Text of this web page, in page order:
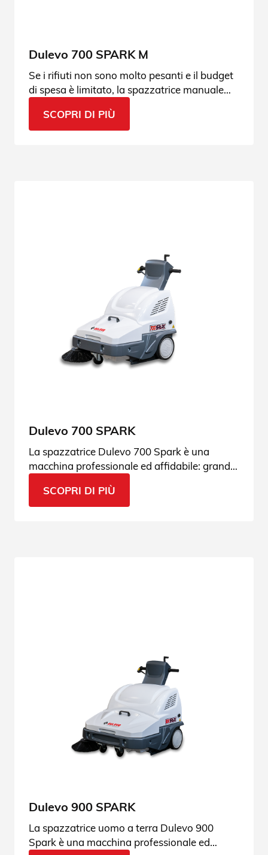
Dulevo 700 SPARK M
Se i rifiuti non sono molto pesanti e il budget
di spesa è limitato, la spazzatrice manuale
Leggi le specifiche.
SCOPRI DI PIÙ
Dulevo 700 SPARK
La spazzatrice Dulevo 700 Spark è una
macchina professionale ed affidabile: grandi
Scopri i dettagli.
SCOPRI DI PIÙ
Dulevo 900 SPARK
La spazzatrice uomo a terra Dulevo 900
Spark è una macchina professionale ed